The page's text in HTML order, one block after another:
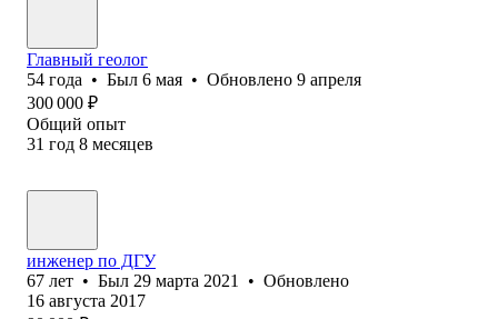
Главный геолог
54 года • Был 6 мая • Обновлено 9 апреля
300 000 ₽
Общий опыт
31 год 8 месяцев
инженер по ДГУ
67 лет • Был 29 марта 2021 • Обновлено
16 августа 2017